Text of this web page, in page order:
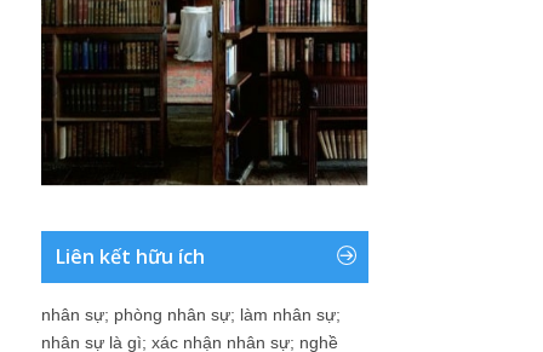
Liên kết hữu ích
nhân sự; phòng nhân sự; làm nhân sự;
nhân sự là gì; xác nhận nhân sự; nghề